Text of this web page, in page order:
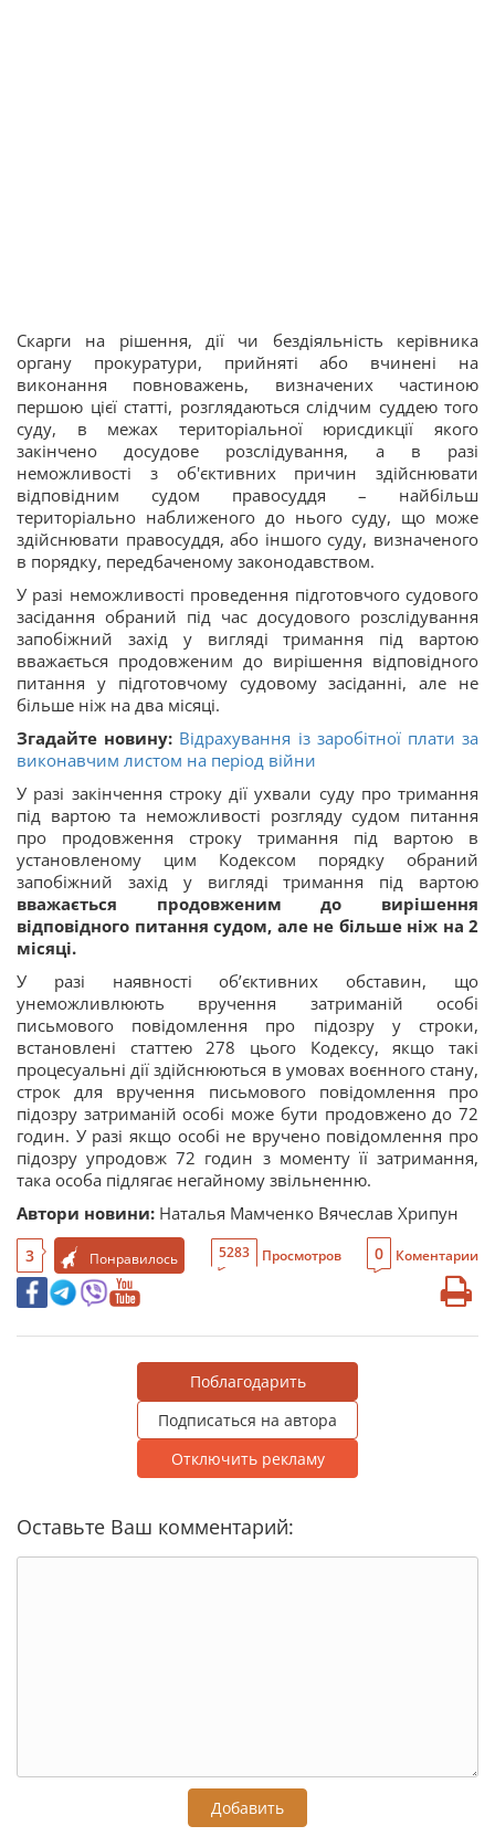
Скарги на рішення, дії чи бездіяльність керівника
органу прокуратури, прийняті або вчинені на
виконання повноважень, визначених частиною
першою цієї статті, розглядаються слідчим суддею того
суду, в межах територіальної юрисдикції якого
закінчено досудове розслідування, а в разі
неможливості з об'єктивних причин здійснювати
відповідним судом правосуддя – найбільш
територіально наближеного до нього суду, що може
здійснювати правосуддя, або іншого cуду, визначеного
в порядку, передбаченому законодавством.
У разі неможливості проведення підготовчого судового
засідання обраний під час досудового розслідування
запобіжний захід у вигляді тримання під вартою
вважається продовженим до вирішення відповідного
питання у підготовчому судовому засіданні, але не
більше ніж на два місяці.
Згадайте новину: Відрахування із заробітної плати за
виконавчим листом на період війни
У разі закінчення строку дії ухвали суду про тримання
під вартою та неможливості розгляду судом питання
про продовження строку тримання під вартою в
установленому цим Кодексом порядку обраний
запобіжний захід у вигляді тримання під вартою
вважається продовженим до вирішення
відповідного питання судом, але не більше ніж на 2
місяці.
У разі наявності об’єктивних обставин, що
унеможливлюють вручення затриманій особі
письмового повідомлення про підозру у строки,
встановлені статтею 278 цього Кодексу, якщо такі
процесуальні дії здійснюються в умовах воєнного стану,
строк для вручення письмового повідомлення про
підозру затриманій особі може бути продовжено до 72
годин. У разі якщо особі не вручено повідомлення про
підозру упродовж 72 годин з моменту її затримання,
така особа підлягає негайному звільненню.
Автори новини: Наталья Мамченко Вячеслав Хрипун
3 Понравилось 5283 Просмотров 0 Коментарии
Поблагодарить
Подписаться на автора
Отключить рекламу
Оставьте Ваш комментарий:
Добавить